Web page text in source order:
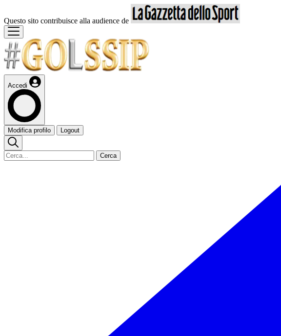
Questo sito contribuisce alla audience de
Accedi
Modifica profilo Logout
Cerca